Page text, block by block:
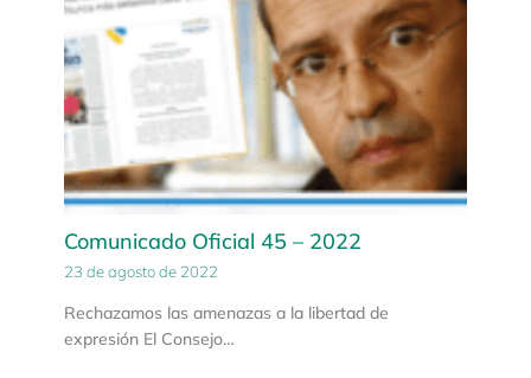
Comunicado Oficial 45 – 2022
23 de agosto de 2022
Rechazamos las amenazas a la libertad de
expresión El Consejo…